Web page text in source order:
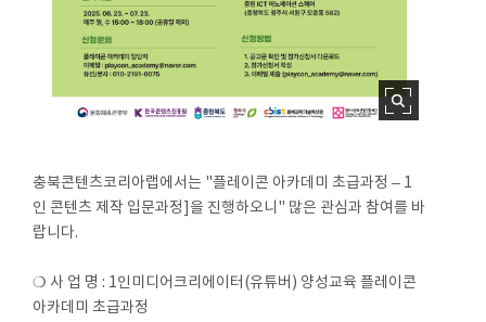
충북콘텐츠코리아랩에서는 "플레이콘 아카데미 초급과정 – 1
인 콘텐츠 제작 입문과정]을 진행하오니" 많은 관심과 참여를 바
랍니다.
❍ 사 업 명 : 1인미디어크리에이터(유튜버) 양성교육 플레이콘
아카데미 초급과정